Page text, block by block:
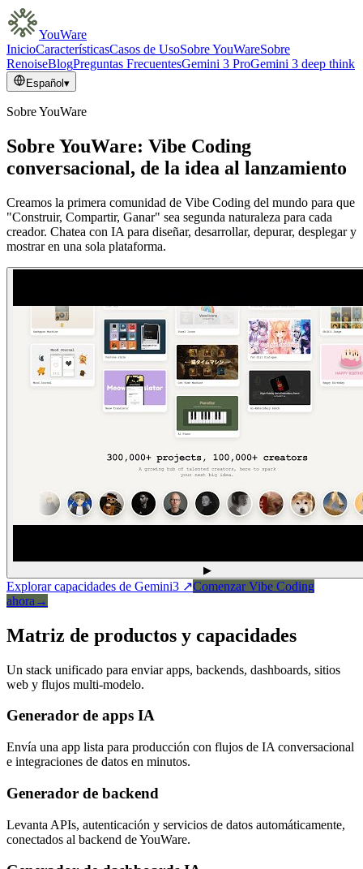
YouWare
InicioCaracterísticasCasos de UsoSobre YouWareSobre
RenoiseBlogPreguntas FrecuentesGemini 3 ProGemini 3 deep think
Español ▾
Sobre YouWare
Sobre YouWare: Vibe Coding
conversacional, de la idea al lanzamiento
Creamos la primera comunidad de Vibe Coding del mundo para que
"Construir, Compartir, Ganar" sea segunda naturaleza para cada
creador. Chatea con IA para diseñar, desarrollar, depurar, desplegar y
mostrar en una sola plataforma.
▶
Explorar capacidades de Gemini3 ↗Comenzar Vibe Coding
ahora →
Matriz de productos y capacidades
Un stack unificado para enviar apps, backends, dashboards, sitios
web y flujos multi-modelo.
Generador de apps IA
Envía una app lista para producción con flujos de IA conversacional
e integraciones de datos en minutos.
Generador de backend
Levanta APIs, autenticación y servicios de datos automáticamente,
conectados al backend de YouWare.